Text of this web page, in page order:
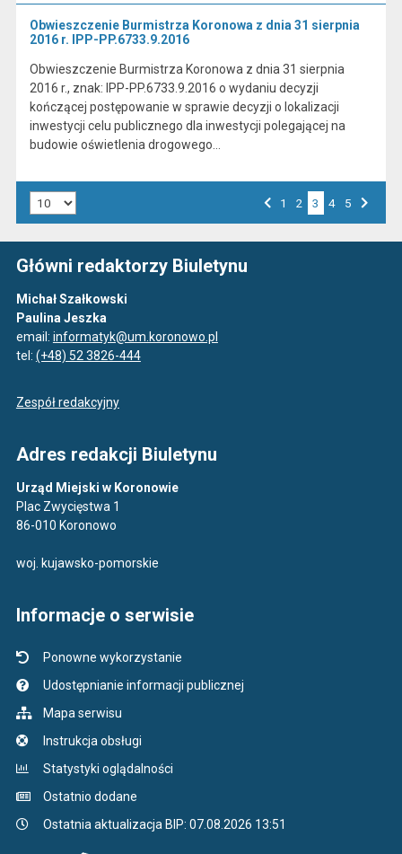
Obwieszczenie Burmistrza Koronowa z dnia 31 sierpnia
2016 r. IPP-PP.6733.9.2016
Obwieszczenie Burmistrza Koronowa z dnia 31 sierpnia
2016 r., znak: IPP-PP.6733.9.2016 o wydaniu decyzji
kończącej postępowanie w sprawie decyzji o lokalizacji
inwestycji celu publicznego dla inwestycji polegającej na
budowie oświetlenia drogowego…
1 2 3 4 5
Główni redaktorzy Biuletynu
Michał Szałkowski
Paulina Jeszka
email: informatyk@um.koronowo.pl
tel: (+48) 52 3826-444
Zespół redakcyjny
Adres redakcji Biuletynu
Urząd Miejski w Koronowie
Plac Zwycięstwa 1
86-010 Koronowo
woj. kujawsko-pomorskie
Informacje o serwisie
Ponowne wykorzystanie
Udostępnianie informacji publicznej
Mapa serwisu
Instrukcja obsługi
Statystyki oglądalności
Ostatnio dodane
Ostatnia aktualizacja BIP: 07.08.2026 13:51